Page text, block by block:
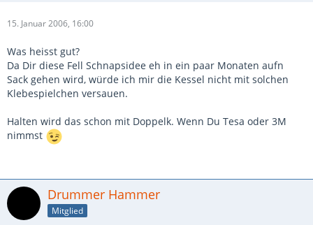
15. Januar 2006, 16:00
Was heisst gut?
Da Dir diese Fell Schnapsidee eh in ein paar Monaten aufn
Sack gehen wird, würde ich mir die Kessel nicht mit solchen
Klebespielchen versauen.
Halten wird das schon mit Doppelk. Wenn Du Tesa oder 3M
nimmst
Drummer Hammer
Mitglied